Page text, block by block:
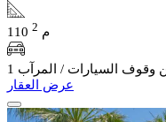
110 م 2
وقوف السيارات / المرآب
عرض العقار